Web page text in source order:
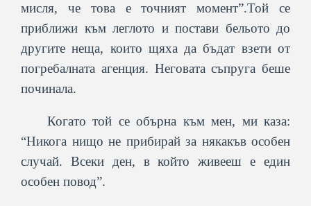
мисля, че това е точният момент”.Той се
приближи към леглото и постави бельото до
другите неща, които щяха да бъдат взети от
погребалната агенция. Неговата съпруга беше
починала.
Когато той се обърна към мен, ми каза:
“Никога нищо не прибирай за някакъв особен
случай. Всеки ден, в който живееш е един
особен повод”.